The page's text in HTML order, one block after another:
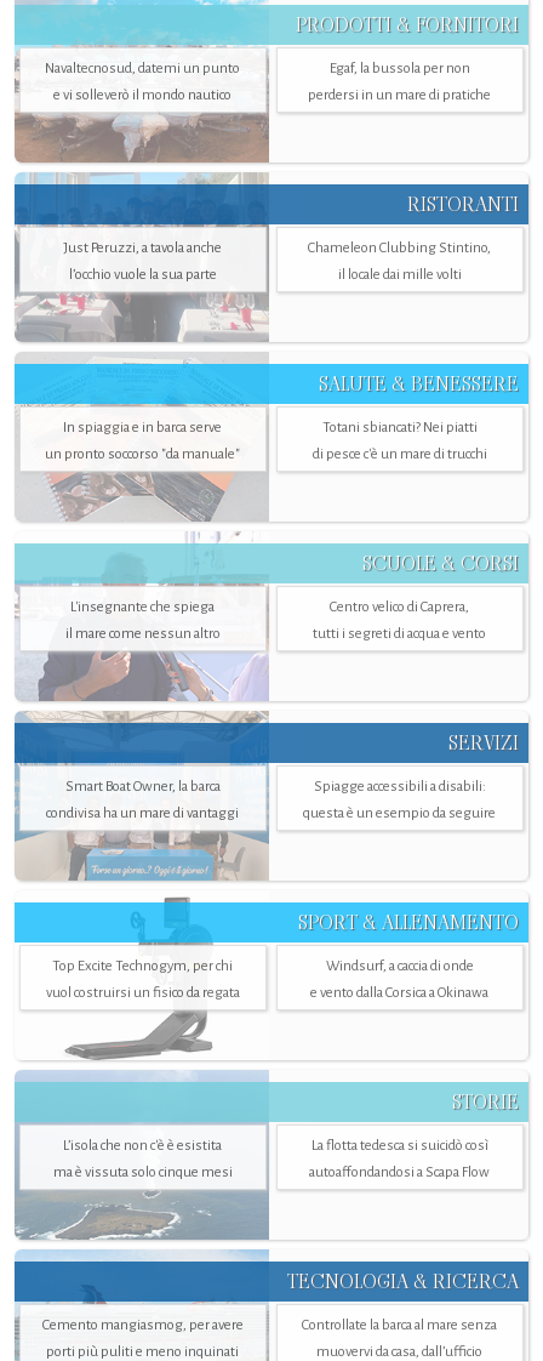
PRODOTTI & FORNITORI
Navaltecnosud, datemi un punto
e vi solleverò il mondo nautico
Egaf, la bussola per non
perdersi in un mare di pratiche
RISTORANTI
Just Peruzzi, a tavola anche
l’occhio vuole la sua parte
Chameleon Clubbing Stintino,
il locale dai mille volti
SALUTE & BENESSERE
In spiaggia e in barca serve
un pronto soccorso "da manuale"
Totani sbiancati? Nei piatti
di pesce c'è un mare di trucchi
SCUOLE & CORSI
L'insegnante che spiega
il mare come nessun altro
Centro velico di Caprera,
tutti i segreti di acqua e vento
SERVIZI
Smart Boat Owner, la barca
condivisa ha un mare di vantaggi
Spiagge accessibili a disabili:
questa è un esempio da seguire
SPORT & ALLENAMENTO
Top Excite Technogym, per chi
vuol costruirsi un fisico da regata
Windsurf, a caccia di onde
e vento dalla Corsica a Okinawa
STORIE
L’isola che non c'è è esistita
ma è vissuta solo cinque mesi
La flotta tedesca si suicidò così
autoaffondandosi a Scapa Flow
TECNOLOGIA & RICERCA
Cemento mangiasmog, per avere
porti più puliti e meno inquinati
Controllate la barca al mare senza
muovervi da casa, dall’ufficio